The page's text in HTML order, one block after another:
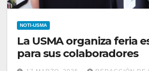
NOTI-USMA
La USMA organiza feria
para sus colaboradores